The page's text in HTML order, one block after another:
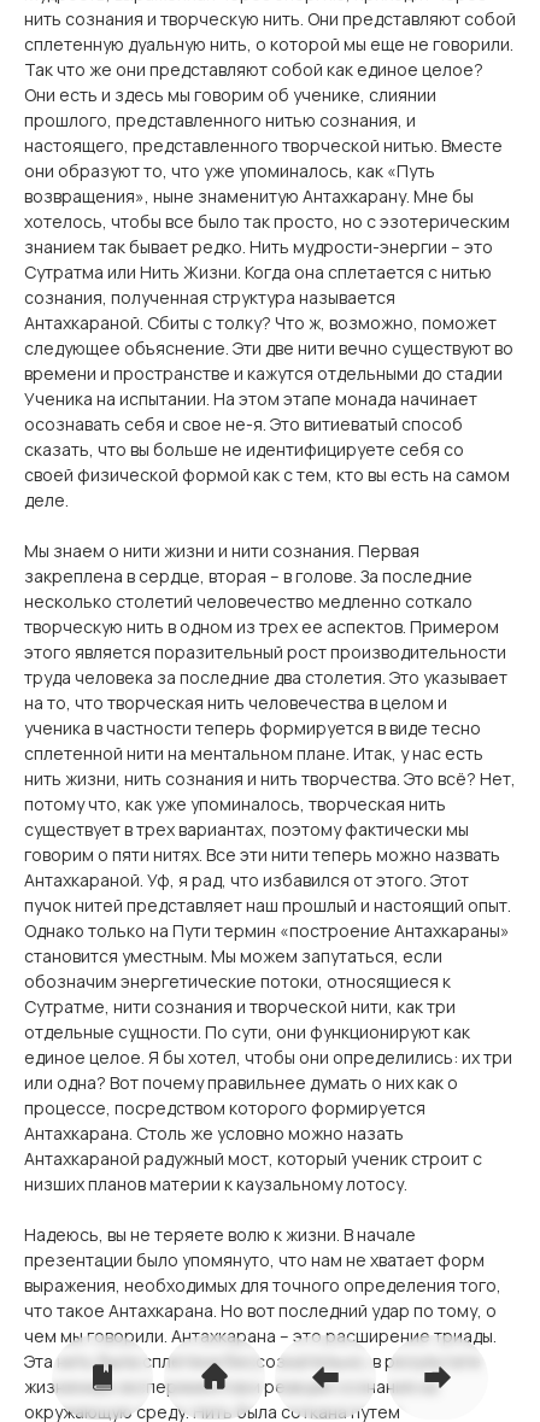
нить сознания и творческую нить. Они представляют собой
сплетенную дуальную нить, о которой мы еще не говорили.
Так что же они представляют собой как единое целое?
Они есть и здесь мы говорим об ученике, слиянии
прошлого, представленного нитью сознания, и
настоящего, представленного творческой нитью. Вместе
они образуют то, что уже упоминалось, как «Путь
возвращения», ныне знаменитую Антахкарану. Мне бы
хотелось, чтобы все было так просто, но с эзотерическим
знанием так бывает редко. Нить мудрости-энергии – это
Сутратма или Нить Жизни. Когда она сплетается с нитью
сознания, полученная структура называется
Антахкараной. Сбиты с толку? Что ж, возможно, поможет
следующее объяснение. Эти две нити вечно существуют во
времени и пространстве и кажутся отдельными до стадии
Ученика на испытании. На этом этапе монада начинает
осознавать себя и свое не-я. Это витиеватый способ
сказать, что вы больше не идентифицируете себя со
своей физической формой как с тем, кто вы есть на самом
деле.
Мы знаем о нити жизни и нити сознания. Первая
закреплена в сердце, вторая – в голове. За последние
несколько столетий человечество медленно соткало
творческую нить в одном из трех ее аспектов. Примером
этого является поразительный рост производительности
труда человека за последние два столетия. Это указывает
на то, что творческая нить человечества в целом и
ученика в частности теперь формируется в виде тесно
сплетенной нити на ментальном плане. Итак, у нас есть
нить жизни, нить сознания и нить творчества. Это всё? Нет,
потому что, как уже упоминалось, творческая нить
существует в трех вариантах, поэтому фактически мы
говорим о пяти нитях. Все эти нити теперь можно назвать
Антахкараной. Уф, я рад, что избавился от этого. Этот
пучок нитей представляет наш прошлый и настоящий опыт.
Однако только на Пути термин «построение Антахкараны»
становится уместным. Мы можем запутаться, если
обозначим энергетические потоки, относящиеся к
Сутратме, нити сознания и творческой нити, как три
отдельные сущности. По сути, они функционируют как
единое целое. Я бы хотел, чтобы они определились: их три
или одна? Вот почему правильнее думать о них как о
процессе, посредством которого формируется
Антахкарана. Столь же условно можно назать
Антахкараной радужный мост, который ученик строит с
низших планов материи к каузальному лотосу.
Надеюсь, вы не теряете волю к жизни. В начале
презентации было упомянуто, что нам не хватает форм
выражения, необходимых для точного определения того,
что такое Антахкарана. Но вот последний удар по тому, о
чем мы говорили. Антахкарана – это расширение триады.
Эта нить была сплетена бессознательно, в результате
жизненных экспериментов и реакции сознания на
окружающую среду. Нить была соткана путем